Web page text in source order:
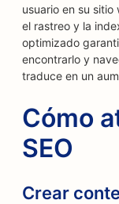
usuario en su
el rastreo y la
optimizado
encontrarlo y
traduce en un
Cómo
SEO
Crear